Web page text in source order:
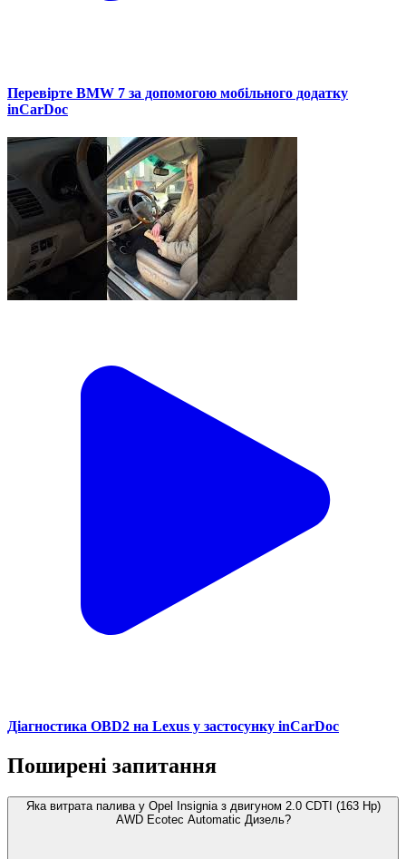
Перевірте BMW 7 за допомогою мобільного додатку
inCarDoc
Діагностика OBD2 на Lexus у застосунку inCarDoc
Поширені запитання
Яка витрата палива у Opel Insignia з двигуном 2.0 CDTI (163 Hp)
AWD Ecotec Automatic Дизель?